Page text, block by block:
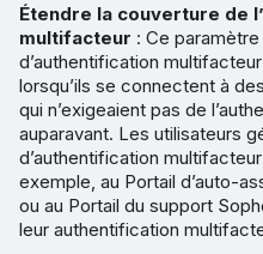
Étendre la couverture de
multifacteur : Ce
d’authentification
lorsqu’ils se connectent à
qui n’exigeaient pas de
auparavant. Les utilisateurs
d’authentification
exemple, au Portail d’auto-
ou au Portail du support
leur authentification